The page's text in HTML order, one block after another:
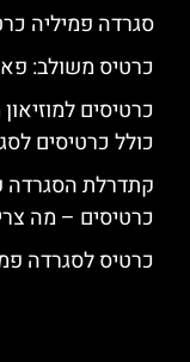
סגרדה פמיליה
כרטיס משולב:
כולל כרטיסים
כרטיסים – מה
כרטיס לסגרדה